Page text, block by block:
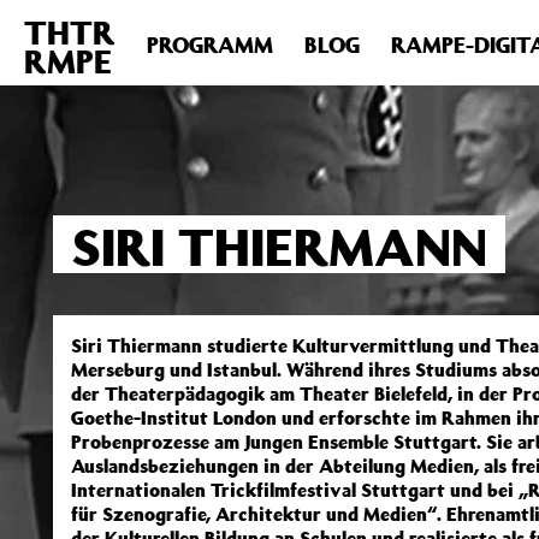
Deprecated : Die Funktion post_permalink ist seit Version
includes/functions.phpon line6031
THTR
RMPE PROGRAMM BLOG RAMPE-
SIRI THIERMANN
Siri Thiermann studierte Kulturvermittlung und
Merseburg und Istanbul. Während ihres Studiums
der Theaterpädagogik am Theater Bielefeld, in der
Goethe-Institut London und erforschte im Rahmen
Probenprozesse am Jungen Ensemble Stuttgart. Sie
Auslandsbeziehungen in der Abteilung Medien, als
Internationalen Trickfilmfestival Stuttgart und bei
für Szenografie, Architektur und Medien“.